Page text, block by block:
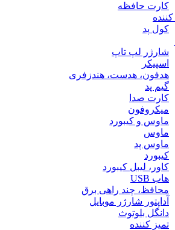
کارت حافظه
کول پد
شارژر لپ تاپ
اسپیکر
هدفون، هدست، هندزفری
گیم پد
کارت صدا
میکروفون
ماوس و کیبورد
ماوس
ماوس پد
کیبورد
کاور، لیبل کیبورد
هاب USB
محافظ، چند راهی برق
آداپتور شارژر موبایل
دانگل بلوتوث
تمیز کننده